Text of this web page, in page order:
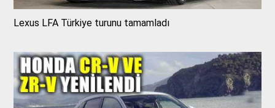
Lexus LFA Türkiye turunu tamamladı